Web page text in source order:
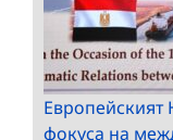
Европейският
фокуса на